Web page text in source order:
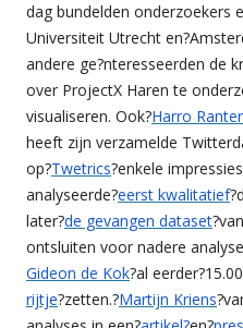
dag bundelden onderzoekers
Universiteit Utrecht
andere ge?nteresseerden de
over ProjectX Haren te
visualiseren. Ook?Harro Ranter
heeft zijn verzamelde
op?Twetrics?enkele
analyseerde?eerst kwalitatief
later?de gevangen dataset
ontsluiten voor nadere
Gideon de Kok?al
rijtje?zetten.?Martijn Kriens